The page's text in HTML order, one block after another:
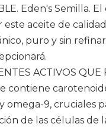
Eden's Semilla.
aceite de
puro y sin
ACTIVOS QUE
contiene
omega-9, cruciales
de las células de